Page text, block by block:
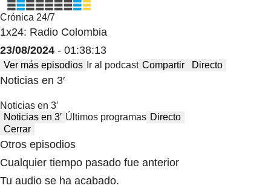
Crónica 24/7
1x24: Radio Colombia
23/08/2024 - 01:38:13
Ver más episodios Ir al podcast Compartir Directo
Noticias en 3′
Noticias en 3′
Noticias en 3′ Últimos programas Directo
Cerrar
Otros episodios
Cualquier tiempo pasado fue anterior
Tu audio se ha acabado.